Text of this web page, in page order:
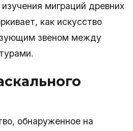
миграций древних
как искусство
звеном между
обнаруженное на